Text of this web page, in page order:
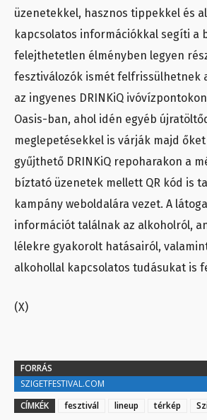
üzenetekkel, hasznos tippekkel és
kapcsolatos információkkal segíti a
felejthetetlen élményben legyen
fesztiválozók ismét felfrissülhetnek
az ingyenes DRINKiQ
Oasis-ban, ahol idén egyéb
meglepetésekkel is várják majd őket
gyűjthető DRINKiQ repoharakon a
bíztató üzenetek mellett QR kód is
kampány weboldalára vezet. A
információt találnak az alkoholról,
lélekre gyakorolt hatásairól,
alkohollal kapcsolatos tudásukat is
(X)
FORRÁS
SZIGETFESTIVAL.COM
CÍMKÉK
fesztivál lineup térkép